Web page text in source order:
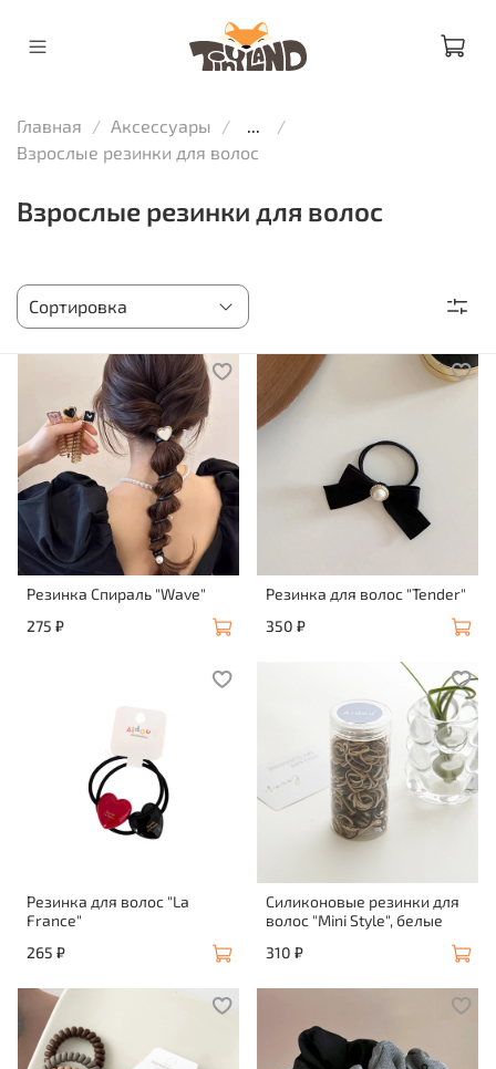
Главная Аксессуары
Взрослые резинки для волос
Взрослые резинки для волос
Резинка Спираль "Wave"
275 ₽
Резинка для волос "Tender"
350 ₽
Резинка для волос "La
France"
265 ₽
Силиконовые резинки для
волос "Mini Style", белые
310 ₽